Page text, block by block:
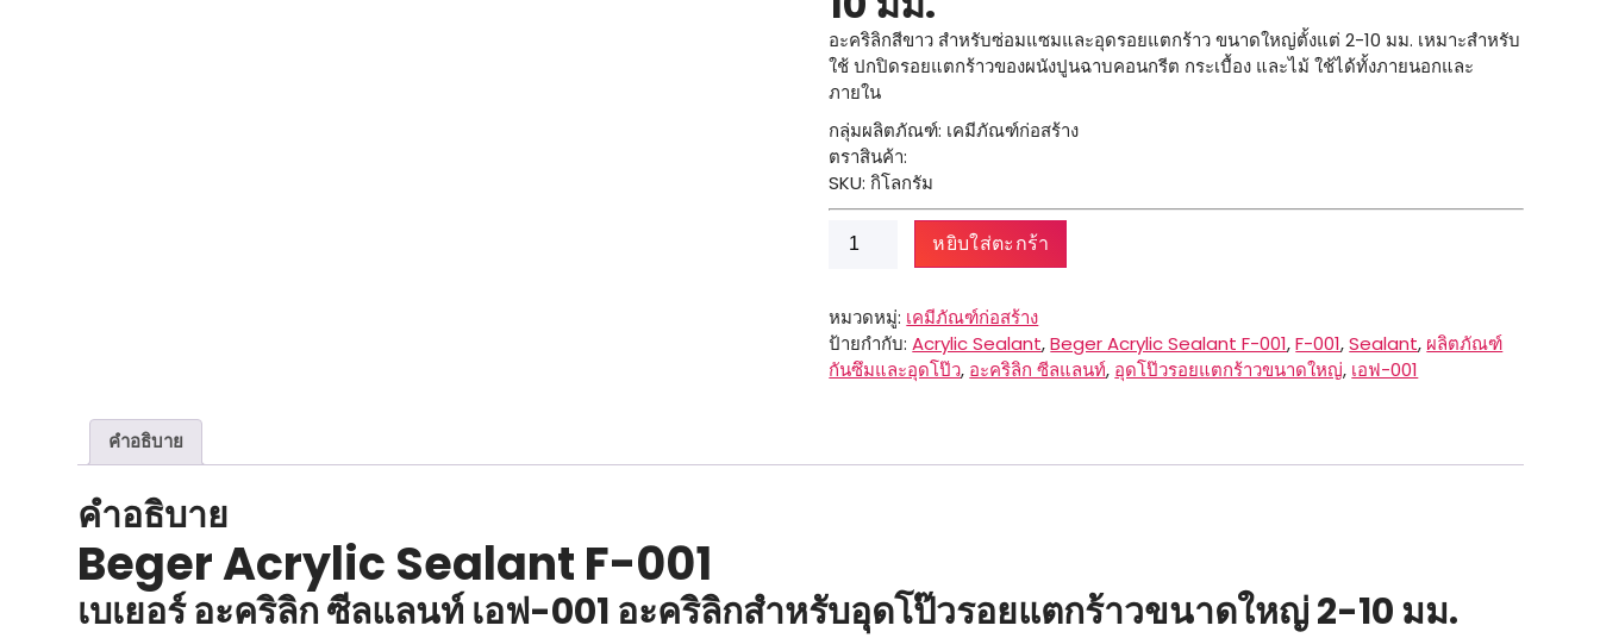
อะคริลิกสีขาว สำหรับซ่อมแซมและอุดรอยแตกร้าว ขนาดใหญ่ตั้งแต่ 2-10 มม. เหมาะสำหรับ
ใช้ ปกปิดรอยแตกร้าวของผนังปูนฉาบคอนกรีต กระเบื้อง และไม้ ใช้ได้ทั้งภายนอกและ
ภายใน
กลุ่มผลิตภัณฑ์: เคมีภัณฑ์ก่อสร้าง
ตราสินค้า:
SKU: กิโลกรัม
จำนวน
Beger
Sealant
F-
001
หยิบใส่ตะกร้า
หมวดหมู่: เคมีภัณฑ์ก่อสร้าง
ป้ายกำกับ:Acrylic Sealant,Beger Acrylic Sealant F-001,F-001,Sealant, ผลิตภัณฑ์
กันซึมและอุดโป๊ว, อะคริลิก ซีลแลนท์, อุดโป๊วรอยแตกร้าวขนาดใหญ่, เอฟ-001
คำอธิบาย
คำอธิบาย
Beger Acrylic Sealant F-001
เบเยอร์ อะคริลิก ซีลแลนท์ เอฟ-001 อะคริลิกสำหรับอุดโป๊วรอยแตกร้าวขนาดใหญ่ 2-10 มม.